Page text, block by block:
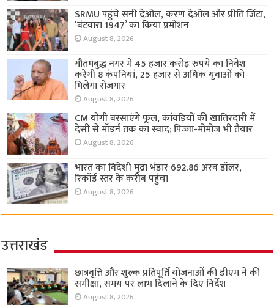
SRMU पहुंचे सनी देओल, करण देओल और प्रीति जिंटा,
‘बंटवारा 1947’ का किया प्रमोशन
August 8, 2026
गौतमबुद्ध नगर में 45 हजार करोड़ रुपये का निवेश
करेंगी 8 कंपनियां, 25 हजार से अधिक युवाओं को
मिलेगा रोजगार
August 8, 2026
CM योगी बरसाएंगे फूल, कांवड़ियों की खातिरदारी में
देसी से मॉडर्न तक का स्वाद; पिज्जा-मोमोज भी तैयार
August 8, 2026
भारत का विदेशी मुद्रा भंडार 692.86 अरब डॉलर,
रिकॉर्ड स्तर के करीब पहुंचा
August 8, 2026
उत्तराखंड
छात्रवृत्ति और शुल्क प्रतिपूर्ति योजनाओं की डीएम ने की
समीक्षा, समय पर लाभ दिलाने के दिए निर्देश
August 8, 2026